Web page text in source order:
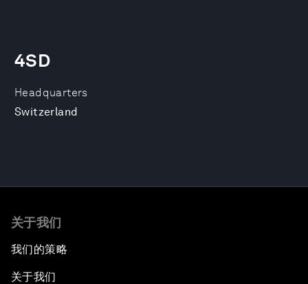
Headquarters
Switzerland
4SD
关于我们
我们的策略
关于我们